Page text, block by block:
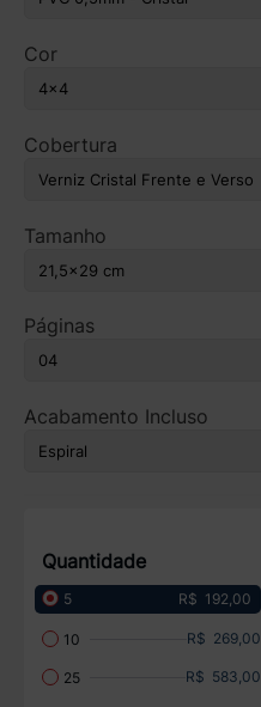
Cor
Cobertura
Tamanho
Páginas
Acabamento Incluso
Quantidade
5 R$ 192,00
10 R$ 269,00
25 R$ 583,00